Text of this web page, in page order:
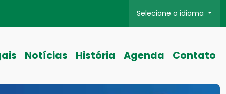
Selecione o idioma
Notícias História Agenda Contato